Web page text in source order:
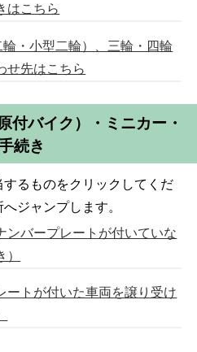
はこちら
・小型二輪）、三輪・四輪
せ先はこちら
付バイク）・ミニカー・
続き
るものをクリックしてくだ
ジャンプします。
ンバープレートが付いていな
ートが付いた車両を譲り受け